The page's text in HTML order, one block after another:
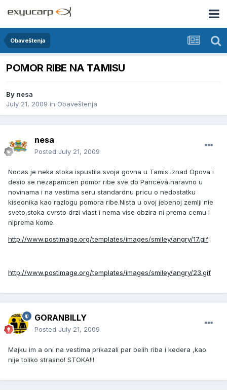
Obaveštenja
POMOR RIBE NA TAMISU
By nesa
July 21, 2009 in Obaveštenja
nesa
Posted July 21, 2009
Nocas je neka stoka ispustila svoja govna u Tamis iznad Opova i
desio se nezapamcen pomor ribe sve do Panceva,naravno u
novinama i na vestima seru standardnu pricu o nedostatku
kiseonika kao razlogu pomora ribe.Nista u ovoj jebenoj zemlji nie
sveto,stoka cvrsto drzi vlast i nema vise obzira ni prema cemu i
niprema kome.
http://www.postimage.org/templates/images/smiley/angry/17.gif
http://www.postimage.org/templates/images/smiley/angry/23.gif
GORANBILLY
Posted July 21, 2009
Majku im a oni na vestima prikazali par belih riba i kedera ,kao
nije toliko strasno! STOKA!!!